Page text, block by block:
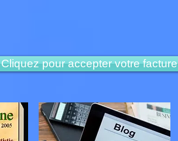
Cliquez pour accepter votre facture